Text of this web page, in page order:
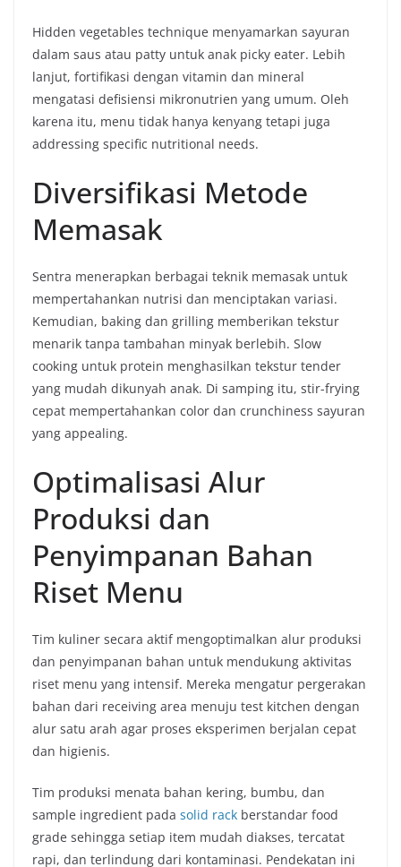
Hidden vegetables technique menyamarkan sayuran
dalam saus atau patty untuk anak picky eater. Lebih
lanjut, fortifikasi dengan vitamin dan mineral
mengatasi defisiensi mikronutrien yang umum. Oleh
karena itu, menu tidak hanya kenyang tetapi juga
addressing specific nutritional needs.
Diversifikasi Metode
Memasak
Sentra menerapkan berbagai teknik memasak untuk
mempertahankan nutrisi dan menciptakan variasi.
Kemudian, baking dan grilling memberikan tekstur
menarik tanpa tambahan minyak berlebih. Slow
cooking untuk protein menghasilkan tekstur tender
yang mudah dikunyah anak. Di samping itu, stir-frying
cepat mempertahankan color dan crunchiness sayuran
yang appealing.
Optimalisasi Alur
Produksi dan
Penyimpanan Bahan
Riset Menu
Tim kuliner secara aktif mengoptimalkan alur produksi
dan penyimpanan bahan untuk mendukung aktivitas
riset menu yang intensif. Mereka mengatur pergerakan
bahan dari receiving area menuju test kitchen dengan
alur satu arah agar proses eksperimen berjalan cepat
dan higienis.
Tim produksi menata bahan kering, bumbu, dan
sample ingredient pada solid rack berstandar food
grade sehingga setiap item mudah diakses, tercatat
rapi, dan terlindung dari kontaminasi. Pendekatan ini